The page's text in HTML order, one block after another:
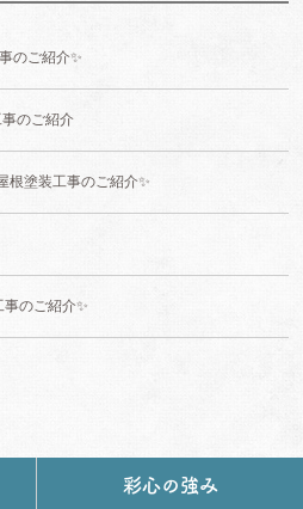
のご紹介✨
のご紹介
根塗装工事のご紹介✨
のご紹介✨
彩心の強み